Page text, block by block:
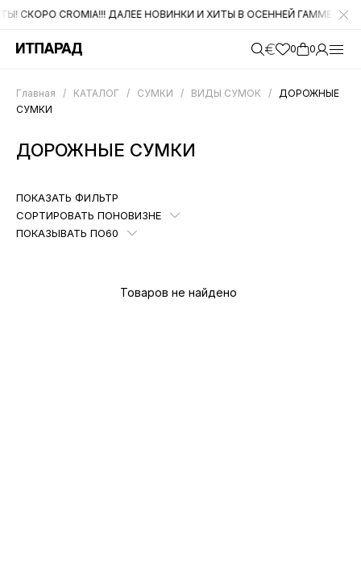
CROMIA!!! ДАЛЕЕ НОВИНКИ И ХИТЫ В ОСЕННЕЙ ГАММЕ ОТ DI
0 0
Главная / КАТАЛОГ / СУМКИ / ВИДЫ СУМОК / ДОРОЖНЫЕ
СУМКИ
ДОРОЖНЫЕ СУМКИ
ПОКАЗАТЬ ФИЛЬТР
СОРТИРОВАТЬ ПОНОВИЗНЕ
ПОКАЗЫВАТЬ ПО60
Товаров не найдено